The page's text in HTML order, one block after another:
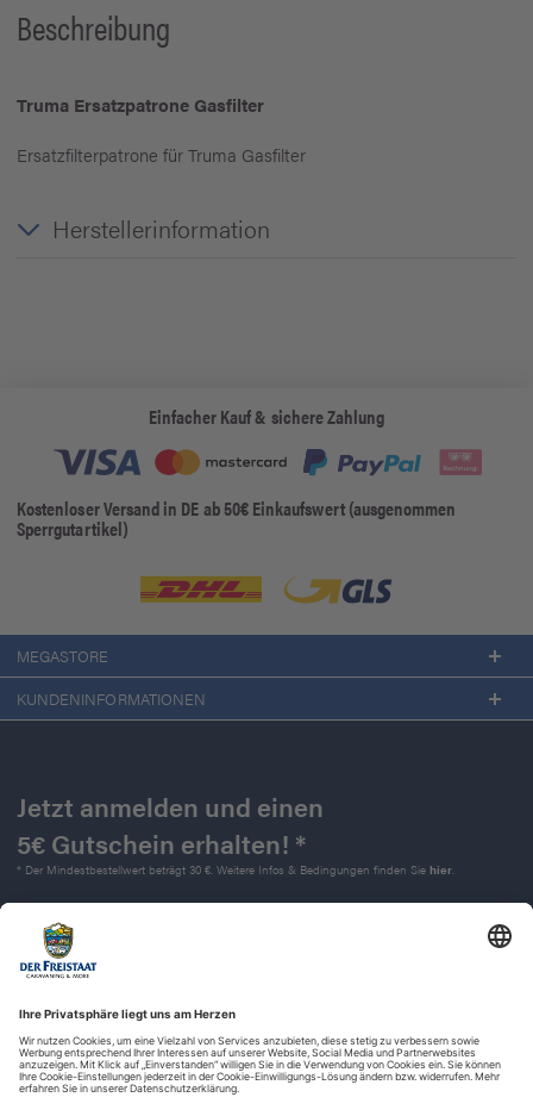
Beschreibung
Truma Ersatzpatrone Gasfilter
Ersatzfilterpatrone für Truma Gasfilter
Herstellerinformation
Einfacher Kauf & sichere Zahlung
Kostenloser Versand in DE ab 50€ Einkaufswert (ausgenommen
Sperrgutartikel)
MEGASTORE
KUNDENINFORMATIONEN
Jetzt anmelden und einen
5€ Gutschein erhalten! *
* Der Mindestbestellwert beträgt 30 €. Weitere Infos & Bedingungen finden Sie hier.